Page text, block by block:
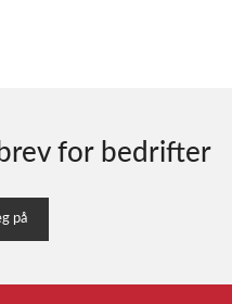
for bedrifter
på